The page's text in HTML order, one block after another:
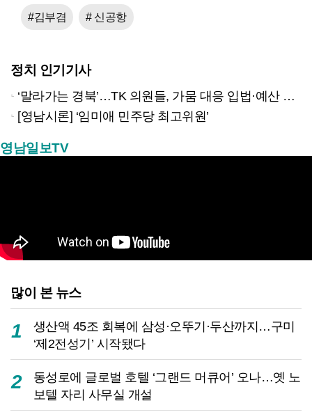
#김부겸 # 신공항
정치 인기기사
‘말라가는 경북’…TK 의원들, 가뭄 대응 입법·예산 확보 나선다
[영남시론] ‘임미애 민주당 최고위원’
영남일보TV
많이 본 뉴스
1
생산액 45조 회복에 삼성·오뚜기·두산까지…구미
‘제2전성기’ 시작됐다
2
동성로에 글로벌 호텔 ‘그랜드 머큐어’ 오나…옛 노
보텔 자리 사무실 개설